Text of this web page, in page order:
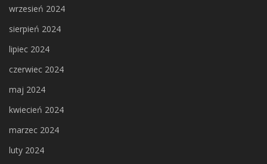
wrzesień 2024
sierpień 2024
lipiec 2024
czerwiec 2024
maj 2024
kwiecień 2024
marzec 2024
luty 2024